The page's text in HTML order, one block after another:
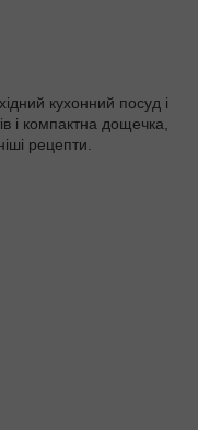
кухонний посуд і
і компактна дощечка,
рецепти.